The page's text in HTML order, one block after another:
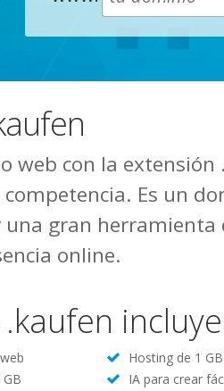
web con la extensión
Es un
una gran
online.
Hosting de 1
IA para crear